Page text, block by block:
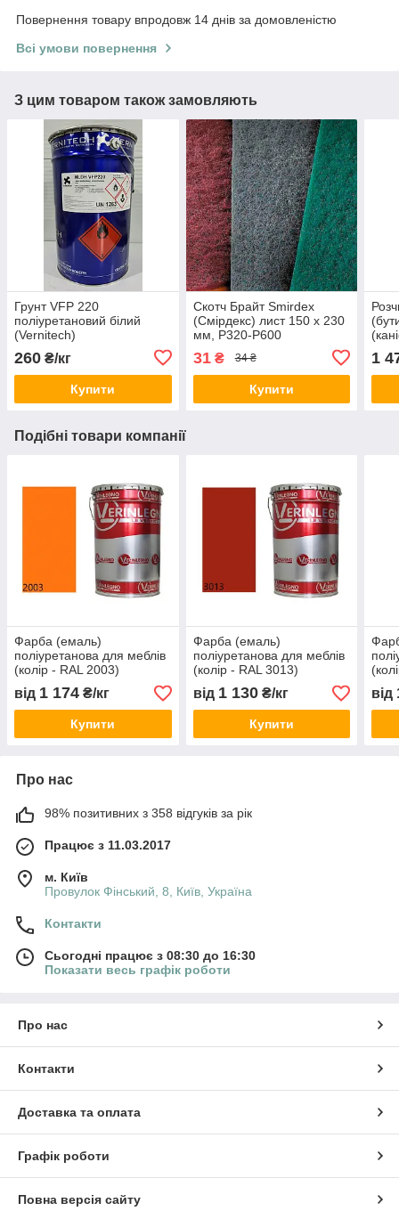
Повернення товару впродовж 14 днів за домовленістю
Всі умови повернення
З цим товаром також замовляють
Грунт VFP 220
поліуретановий білий
(Vernitech)
260 ₴/кг
Купити
Скотч Брайт Smirdex
(Смірдекс) лист 150 х 230
мм, Р320-P600
31₴ 34 ₴
Купити
1
Подібні товари компанії
Фарба (емаль)
поліуретанова для меблів
(колір - RAL 2003)
,Verinlegno
від 1 174 ₴/кг
Купити
Фарба (емаль)
поліуретанова для меблів
(колір - RAL 3013)
,Verinlegno
від 1 130₴/кг
Купити
від
Про нас
98% позитивних з 358 відгуків за рік
Працює з 11.03.2017
м. Київ
Провулок Фінський, 8, Київ, Україна
Контакти
Сьогодні працює з 08:30 до 16:30
Показати весь графік роботи
Про нас
Контакти
Доставка та оплата
Графік роботи
Повна версія сайту